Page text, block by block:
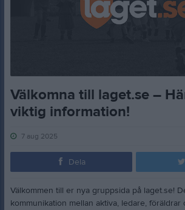
Välkomna till laget.se –
viktig information!
7 aug 2025
Dela
Välkommen till er nya gruppsida på laget.se!
kommunikation mellan aktiva, ledare, föräldrar